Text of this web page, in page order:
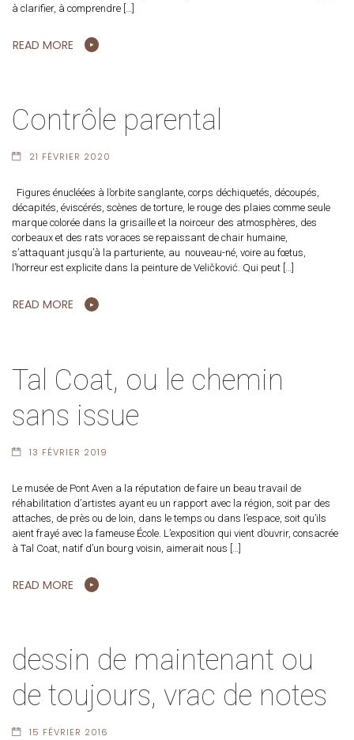
à clarifier, à comprendre […]
READ MORE
Contrôle parental
21 FÉVRIER 2020
Figures énucléées à l’orbite sanglante, corps déchiquetés, découpés,
décapités, éviscérés, scènes de torture, le rouge des plaies comme seule
marque colorée dans la grisaille et la noirceur des atmosphères, des
corbeaux et des rats voraces se repaissant de chair humaine,
s’attaquant jusqu’à la parturiente, au nouveau-né, voire au fœtus,
l’horreur est explicite dans la peinture de Veličković. Qui peut […]
READ MORE
Tal Coat, ou le chemin
sans issue
13 FÉVRIER 2019
Le musée de Pont Aven a la réputation de faire un beau travail de
réhabilitation d’artistes ayant eu un rapport avec la région, soit par des
attaches, de près ou de loin, dans le temps ou dans l’espace, soit qu’ils
aient frayé avec la fameuse École. L’exposition qui vient d’ouvrir, consacrée
à Tal Coat, natif d’un bourg voisin, aimerait nous […]
READ MORE
dessin de maintenant ou
de toujours, vrac de notes
15 FÉVRIER 2016